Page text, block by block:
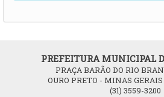
PREFEITURA MUNICIPAL
PRAÇA BARÃO DO RIO
OURO PRETO - MINAS
(31) 3559-3200